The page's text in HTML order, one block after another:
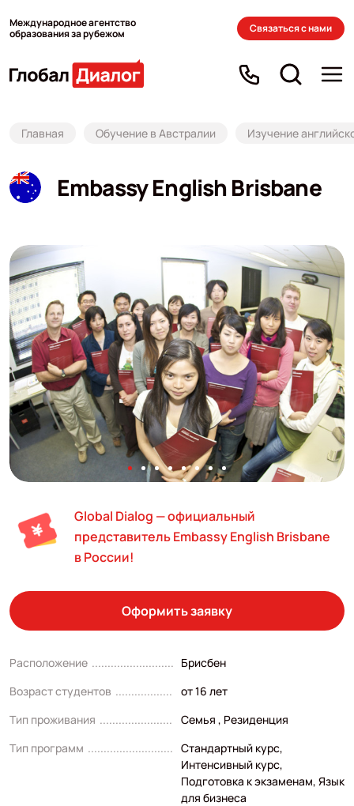
Международное агентство
образования за рубежом
Связаться с нами
Главная Обучение в Австралии Изучение
Embassy English Brisbane
Global Dialog — официальный
представитель Embassy English Brisbane
в России!
Оформить заявку
Расположение
Брисбен
Возраст студентов
от 16 лет
Тип проживания
Семья , Резиденция
Тип программ
Стандартный курс,
Интенсивный курс,
Подготовка к экзаменам, Язык
для бизнеса